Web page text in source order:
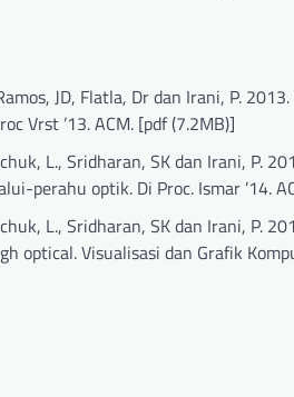
JD, Flatla, Dr dan Irani, P.
Vrst ’13. ACM. [pdf (7.2MB)]
L., Sridharan, SK dan Irani, P.
perahu optik. Di Proc. Ismar ’14.
L., Sridharan, SK dan Irani, P.
optical. Visualisasi dan Grafik